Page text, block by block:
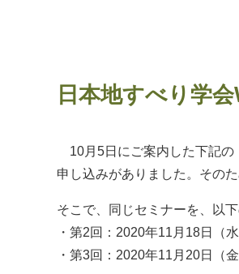
日本地すべり学
10月5日にご案内した下記の
申し込みがありました。その
そこで、同じセミナーを、以
・第2回：2020年11月18日
・第3回：2020年11月20日